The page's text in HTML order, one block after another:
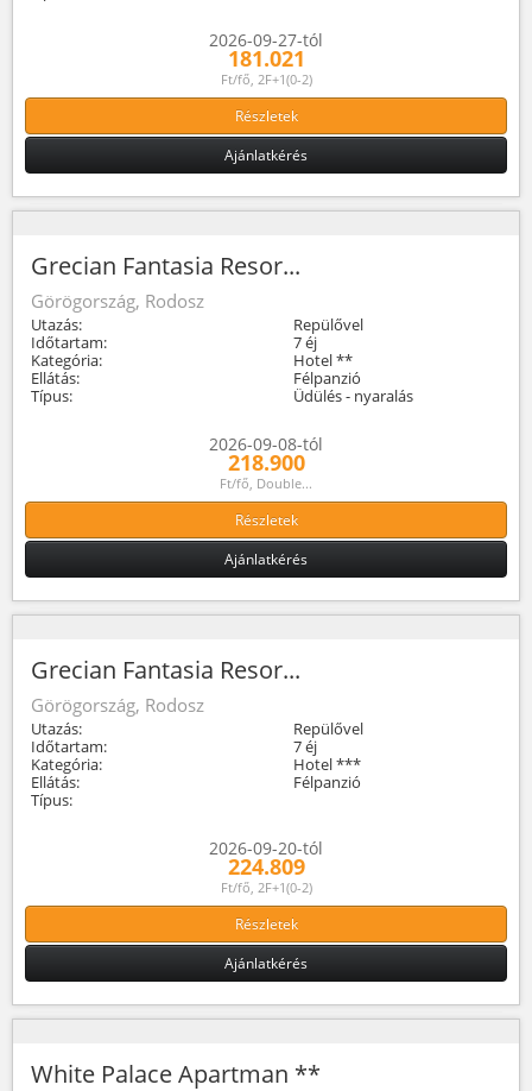
2026-09-27-tól
181.021
Ft/fő, 2F+1(0-2)
Részletek
Ajánlatkérés
Grecian Fantasia Resor...
Görögország, Rodosz
Utazás:
Repülővel
Időtartam:
7 éj
Kategória:
Hotel **
Ellátás:
Félpanzió
Típus:
Üdülés - nyaralás
2026-09-08-tól
218.900
Ft/fő, Double...
Részletek
Ajánlatkérés
Grecian Fantasia Resor...
Görögország, Rodosz
Utazás:
Repülővel
Időtartam:
7 éj
Kategória:
Hotel ***
Ellátás:
Félpanzió
Típus:
2026-09-20-tól
224.809
Ft/fő, 2F+1(0-2)
Részletek
Ajánlatkérés
White Palace Apartman **